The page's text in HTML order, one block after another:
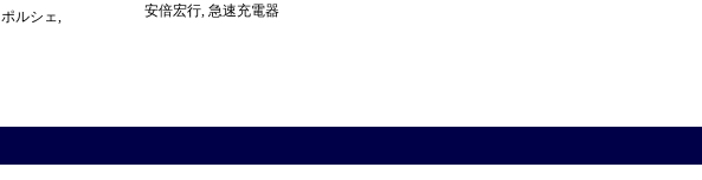
ポルシェ,
安倍宏行, 急速充電器